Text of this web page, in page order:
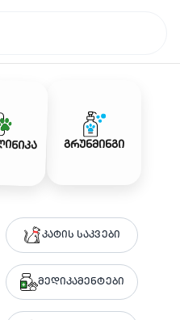
გრუნმინგი
კატის საკვები
მედიკამენტები